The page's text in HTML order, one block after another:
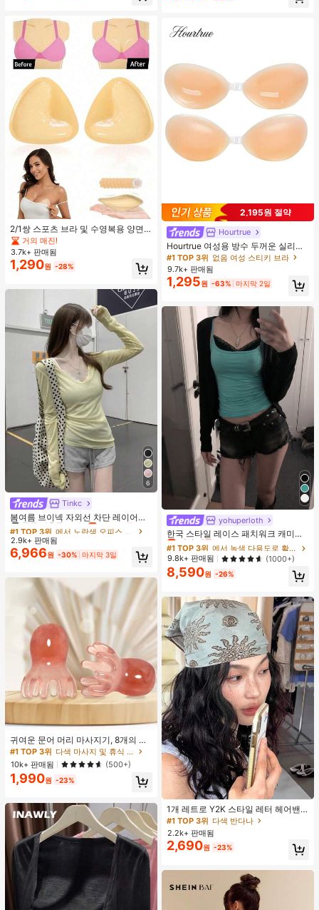
2/1쌍 스포츠 브라 및 수영복용 양면
접착 브라 패드
거의 매진!
3.7k+ 판매됨
1,290원 -28%
6
Tinkc
봄여름 브이넥 자외선 차단 레이어링
다용도 긴팔 티셔츠 여성용 탑, 유로
썸머 옐로우
#1 TOP 3위
높은 재방문 고객
거의 매진!
#1 TOP 3위
높은 재방문 고객
#1 TOP 3위
높은 재방문 고객
#1 TOP 3위
2.9k+ 판매됨
6,966원 -30% 마지막 3일
귀여운 문어 머리 마사지기, 8개의 촉
수, 머리 마사지기, 괄사 페이셜 도구,
머리 & 몸 이완, 독특한 마사지 포인
트, 수동 딥 티슈 마사지 도구, 학교, 개
학, 여행, 여행 필수품, 가정 필수품, 스
#1 TOP 3위
다색 마사지 및 휴식 도구
10k+ 판매됨
(500+)
1,990원 -23%
2,195원 절약
Hourtrue
Hourtrue 여성용 방수 두꺼운 실리콘
가슴 페탈, 작은 가슴 리프트업 & 푸시
인용, 웨딩 촬영 및 들러리용
#1 TOP 3위 없음 여성 스티키 브라
9.7k+ 판매됨
1,295원 -63% 마지막 2일
yohuperloth
한국 스타일 레이스 패치워크 캐미솔
탱크 탑, Y2K 에스테틱, 스트리트웨어
캐주얼 여름
#1 TOP 3위
거의 매진!
#1 TOP 3위
거의 매진!
#1 TOP 3위
거의 매진!
#1 TOP 3위
에서 녹색 다용도로 활용 가능한 데일리 탑
9.8k+ 판매됨 (1000+)
8,590원 -26%
1개 레트로 Y2K 스타일 레터 헤어밴
드, 스트리트 패션 다용도 헤어 스카프
여성용 여름 헤어 액세서리 여성 반다
나
#1 TOP 3위 다색 반다나
거의 매진!
#1 TOP 3위 다색 반다나
거의 매진!
#1 TOP 3위 다색 반다나
거의 매진!
#1 TOP 3위 다색 반다나
2.2k+ 판매됨
2,690원 -23%